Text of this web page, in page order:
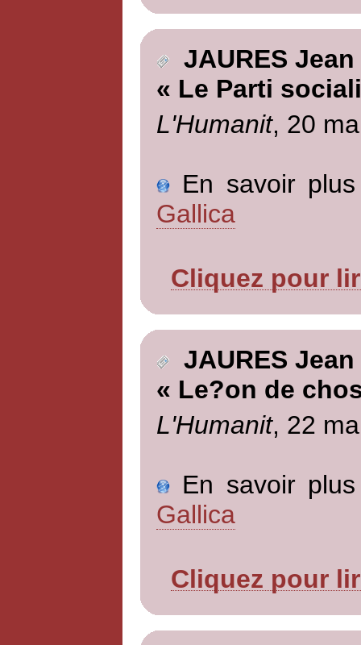
JAURES Jean
« Le Parti
L'Humanit, 20
En savoir
Gallica
Cliquez pour
JAURES Jean
« Le?on de
L'Humanit, 22
En savoir
Gallica
Cliquez pour